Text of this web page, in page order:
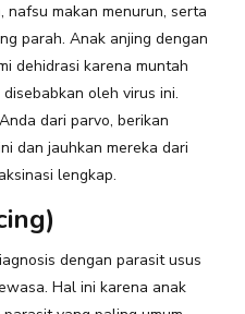
nafsu makan menurun, serta
parah. Anak anjing dengan
dehidrasi karena muntah
oleh virus ini.
dari parvo, berikan
dan jauhkan mereka dari
lengkap.
dengan parasit usus
Hal ini karena anak